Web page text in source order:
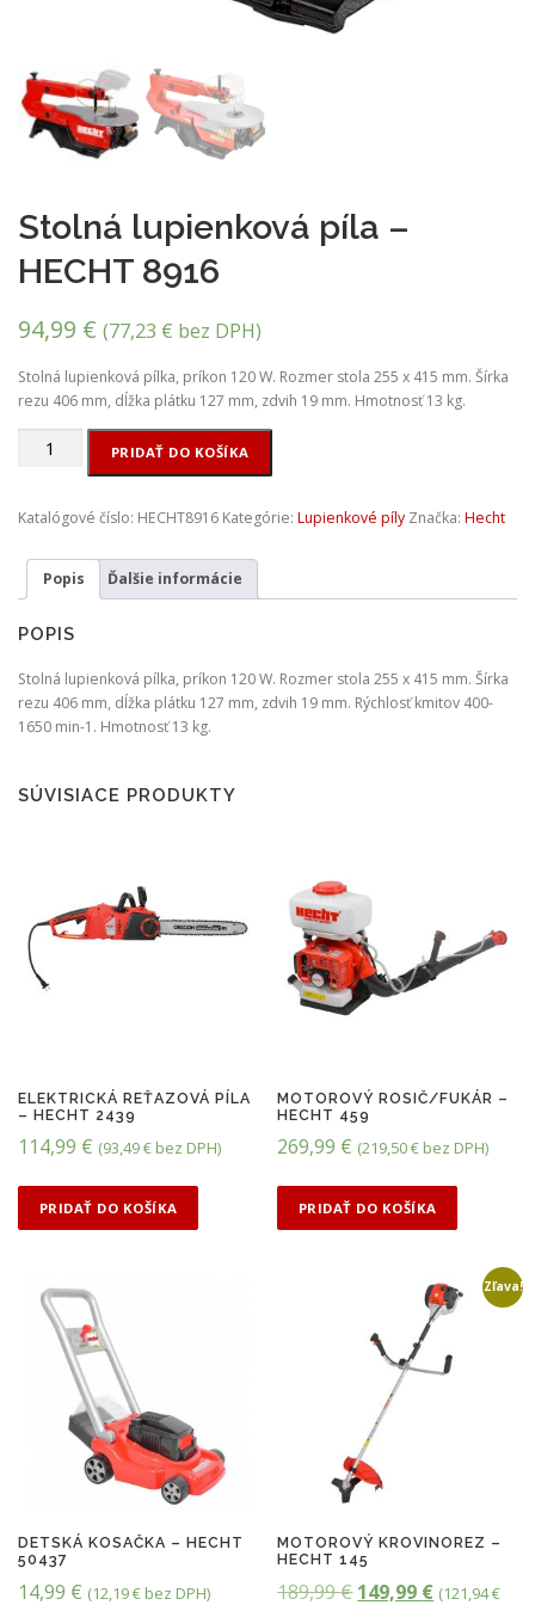
Stolná lupienková píla –
HECHT 8916
94,99 € (77,23 € bez DPH)
Stolná lupienková pílka, príkon 120 W. Rozmer stola 255 x 415 mm. Šírka
rezu 406 mm, dĺžka plátku 127 mm, zdvih 19 mm. Hmotnosť 13 kg.
množstvo
píla
HECHT
8916
PRIDAŤ DO KOŠÍKA
Katalógové číslo: HECHT8916 Kategórie: Lupienkové píly Značka: Hecht
Popis Ďalšie informácie
POPIS
Stolná lupienková pílka, príkon 120 W. Rozmer stola 255 x 415 mm. Šírka
rezu 406 mm, dĺžka plátku 127 mm, zdvih 19 mm. Rýchlosť kmitov 400-
1650 min-1. Hmotnosť 13 kg.
SÚVISIACE PRODUKTY
ELEKTRICKÁ REŤAZOVÁ PÍLA
– HECHT 2439
114,99 € (93,49€ bez DPH)
PRIDAŤ DO KOŠÍKA
MOTOROVÝ ROSIČ/FUKÁR –
HECHT 459
269,99 € (219,50€ bez DPH)
PRIDAŤ DO KOŠÍKA
DETSKÁ KOSAČKA – HECHT
50437
14,99 € (12,19€ bez DPH)
Zľava!
MOTOROVÝ KROVINOREZ –
HECHT 145
189,99€ P
149,99 €A
(121,94€